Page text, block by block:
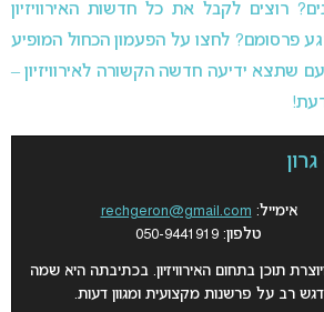
רוצים לקבל את כל חדשות האירוויזיון
פרסומם? לחצו על הפעמון הכחול המופיע
שתצא ידיעה חדשה הקשורה לאירוויזיון –
אימייל: rechgeron@gmail.com
טלפון: 050-9441919
תוכן בתחום האירוויזיון. בכתיבתה היא שמה
דגש רב על פרשנות מקצועית ומגוון דעות.